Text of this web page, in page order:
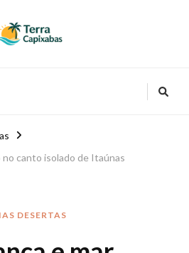
no canto isolado de Itaúnas
DESERTAS